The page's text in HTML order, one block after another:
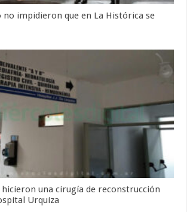
no impidieron que en La Histórica se
una cirugía de reconstrucción
Urquiza